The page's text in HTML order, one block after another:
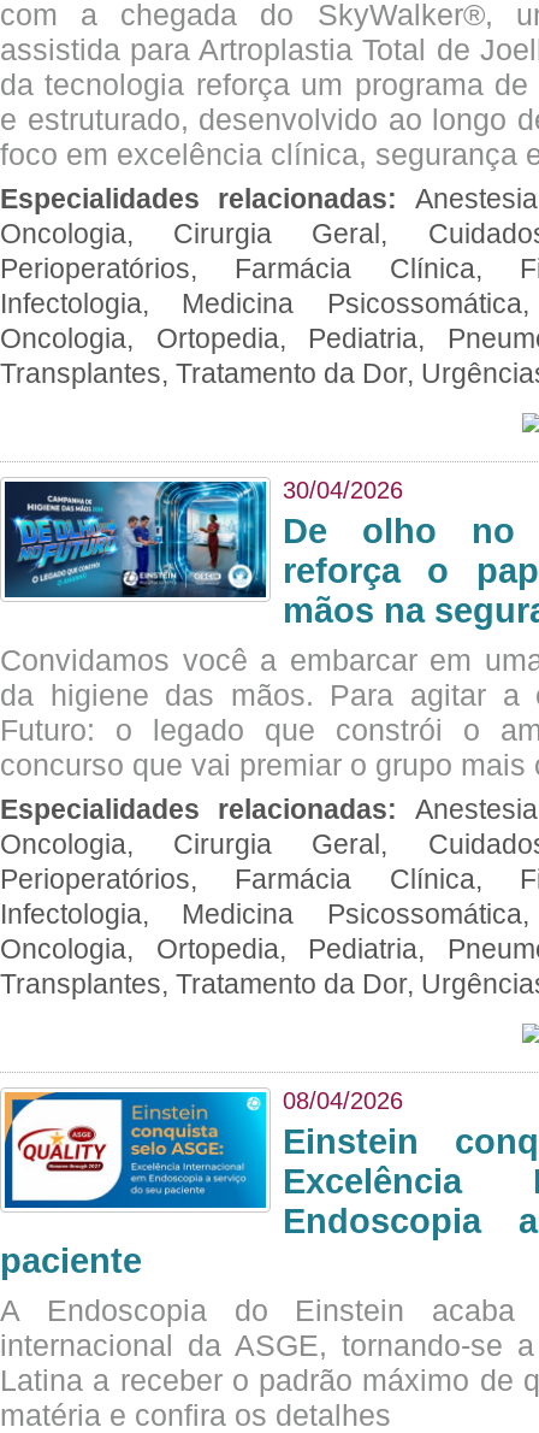
com a chegada do SkyWalker®,
assistida para Artroplastia Total de
da tecnologia reforça um programa
e estruturado, desenvolvido ao longo
foco em excelência clínica, segurança
Especialidades relacionadas:
Oncologia, Cirurgia Geral,
Perioperatórios, Farmácia Clínica,
Infectologia, Medicina
Oncologia, Ortopedia, Pediatria,
Transplantes, Tratamento da Dor,
30/04/2026
De olho no
reforça o
mãos na
Convidamos você a embarcar em
da higiene das mãos. Para agitar a
Futuro: o legado que constrói o
concurso que vai premiar o grupo mais
Especialidades relacionadas:
Oncologia, Cirurgia Geral,
Perioperatórios, Farmácia Clínica,
Infectologia, Medicina
Oncologia, Ortopedia, Pediatria,
Transplantes, Tratamento da Dor,
08/04/2026
Einstein
Excelência
Endoscopia
paciente
A Endoscopia do Einstein
internacional da ASGE, tornando-se
Latina a receber o padrão máximo de
matéria e confira os detalhes